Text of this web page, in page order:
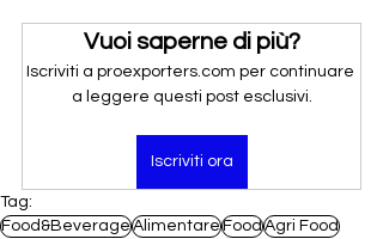
Vuoi saperne di più?
Iscriviti a proexporters.com per continuare
a leggere questi post esclusivi.
Iscriviti ora
Tag:
Food&BeverageAlimentareFoodAgri Food